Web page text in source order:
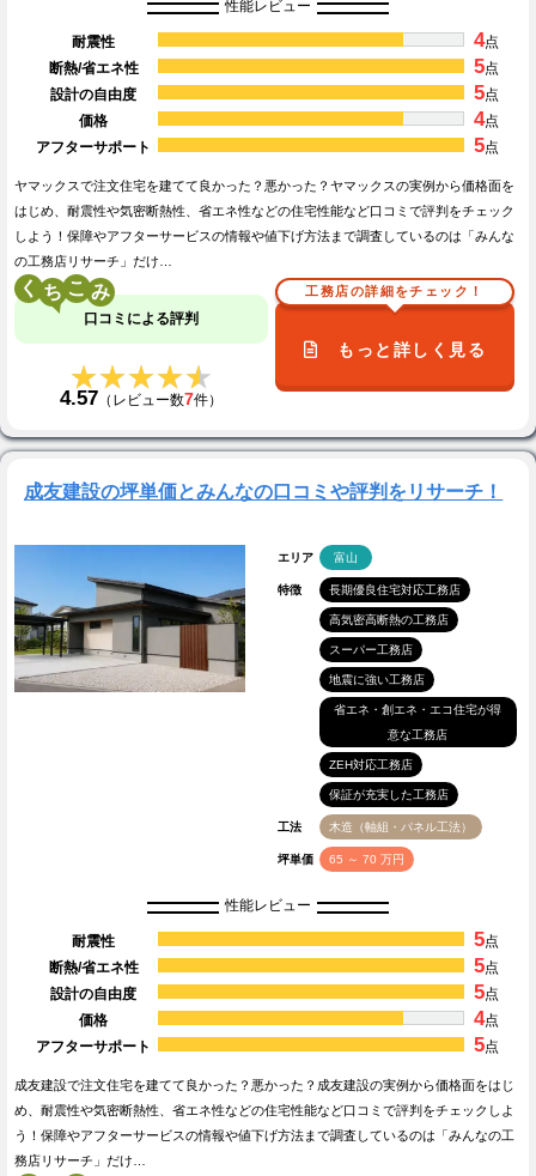
性能レビュー
耐震性 4点
断熱/省エネ性
5点
設計の自由度
5点
価格
4点
アフターサポート
5点
ヤマックスで注文住宅を建てて良かった？悪かった？ヤマックスの実例から価格面を
はじめ、耐震性や気密断熱性、省エネ性などの住宅性能など口コミで評判をチェック
しよう！保障やアフターサービスの情報や値下げ方法まで調査しているのは「みんな
の工務店リサーチ」だけ…
く こ
口コミによる評判
★★★★★
★★★★★
4.57 （レビュー数7件）
工務店の詳細をチェック！
もっと詳しく見る
成友建設の坪単価とみんなの口コミや評判をリサーチ！
エリア 富山
特徴 長期優良住宅対応工務店
高気密高断熱の工務店
スーパー工務店
地震に強い工務店
省エネ・創エネ・エコ住宅が得
意な工務店
ZEH対応工務店
保証が充実した工務店
工法 木造（軸組・パネル工法）
坪単価 65 ～ 70 万円
性能レビュー
耐震性 5点
断熱/省エネ性
5点
設計の自由度
5点
価格
4点
アフターサポート
5点
成友建設で注文住宅を建てて良かった？悪かった？成友建設の実例から価格面をはじ
め、耐震性や気密断熱性、省エネ性などの住宅性能など口コミで評判をチェックしよ
う！保障やアフターサービスの情報や値下げ方法まで調査しているのは「みんなの工
務店リサーチ」だけ…